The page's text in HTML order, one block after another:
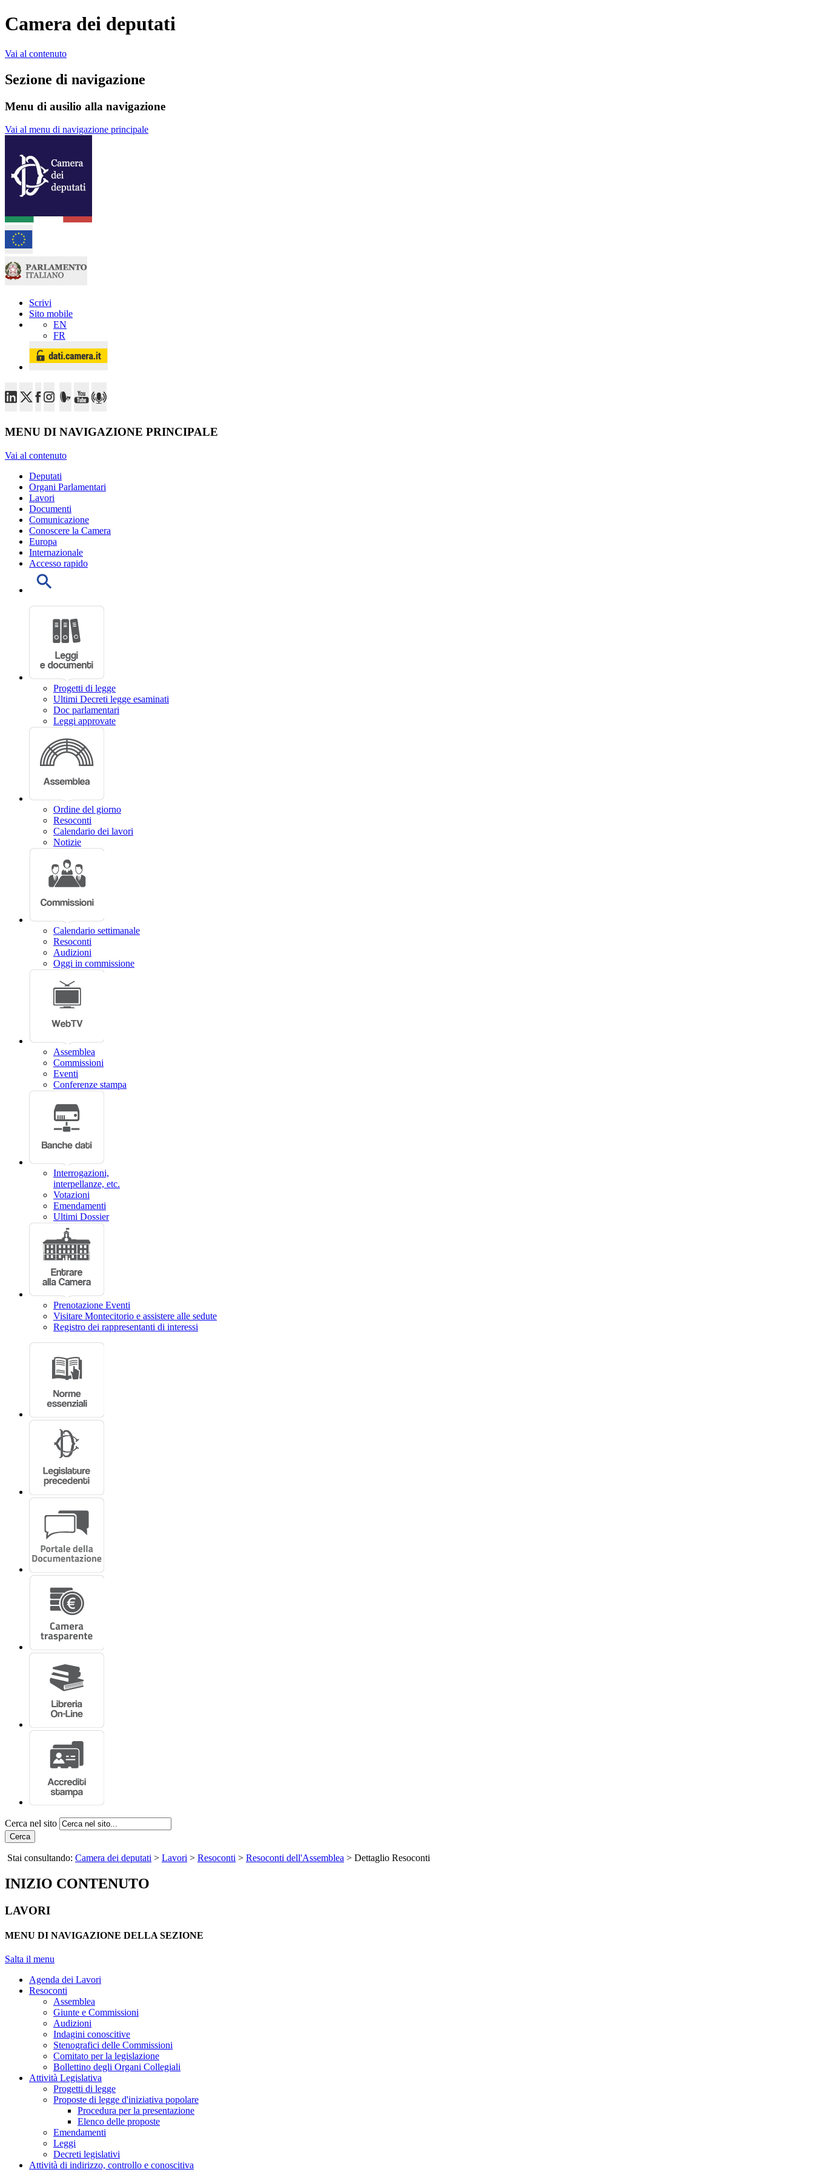
Camera dei deputati
Vai al contenuto
Sezione di navigazione
Menu di ausilio alla navigazione
Vai al menu di navigazione principale
Scrivi
Sito mobile
EN
FR
MENU DI NAVIGAZIONE PRINCIPALE
Vai al contenuto
Deputati
Organi Parlamentari
Lavori
Documenti
Comunicazione
Conoscere la Camera
Europa
Internazionale
Accesso rapido
Progetti di legge
Ultimi Decreti legge esaminati
Doc parlamentari
Leggi approvate
Ordine del giorno
Resoconti
Calendario dei lavori
Notizie
Calendario settimanale
Resoconti
Audizioni
Oggi in commissione
Assemblea
Commissioni
Eventi
Conferenze stampa
Interrogazioni,
interpellanze, etc.
Votazioni
Emendamenti
Ultimi Dossier
Prenotazione Eventi
Visitare Montecitorio e assistere alle sedute
Registro dei rappresentanti di interessi
Cerca nel sito
Cerca
Stai consultando: Camera dei deputati > Lavori > Resoconti > Resoconti dell'Assemblea > Dettaglio Resoconti
INIZIO CONTENUTO
LAVORI
MENU DI NAVIGAZIONE DELLA SEZIONE
Salta il menu
Agenda dei Lavori
Resoconti
Assemblea
Giunte e Commissioni
Audizioni
Indagini conoscitive
Stenografici delle Commissioni
Comitato per la legislazione
Bollettino degli Organi Collegiali
Attività Legislativa
Progetti di legge
Proposte di legge d'iniziativa popolare
Procedura per la presentazione
Elenco delle proposte
Emendamenti
Leggi
Decreti legislativi
Attività di indirizzo, controllo e conoscitiva